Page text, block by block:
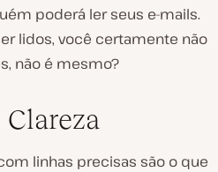
poderá ler seus e-mails.
lidos, você certamente não
não é mesmo?
linhas precisas são o que